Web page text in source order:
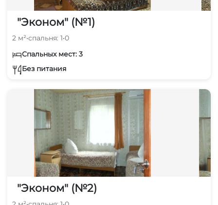
"Эконом" (№1)
2 м²•спальня: 1•0
Спальных мест: 3
Без питания
"Эконом" (№2)